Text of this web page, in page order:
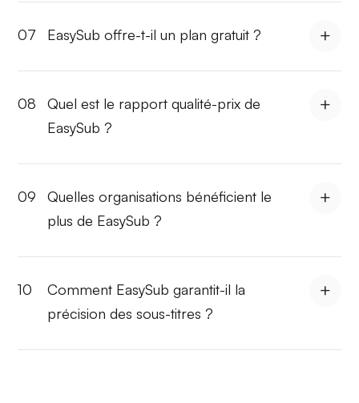
07 EasySub offre-t-il un plan gratuit ?
08
Quel est le rapport qualité-prix de
EasySub ?
09
Quelles organisations bénéficient le
plus de EasySub ?
10
Comment EasySub garantit-il la
précision des sous-titres ?